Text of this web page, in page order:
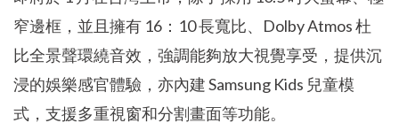
窄邊框，並且擁有 16：10 長寬比、Dolby Atmos 杜
比全景聲環繞音效，強調能夠放大視覺享受，提供沉
浸的娛樂感官體驗，亦內建 Samsung Kids 兒童模
式，支援多重視窗和分割畫面等功能。